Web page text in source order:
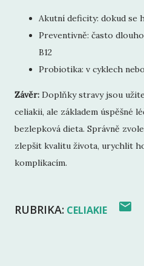
Akutní deficity: dokud se
Preventivně: často
B12
Probiotika: v cyklech
Závěr: Doplňky stravy jsou
celiakii, ale základem úspěšné
bezlepková dieta. Správně
zlepšit kvalitu života, urychlit
komplikacím.
RUBRIKA: CELIAKIE